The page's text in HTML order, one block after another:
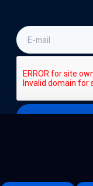
E-
mail